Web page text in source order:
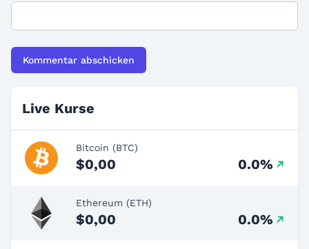
Live Kurse
Bitcoin (BTC)
$0,00 0.0%
Ethereum (ETH)
$0,00 0.0%